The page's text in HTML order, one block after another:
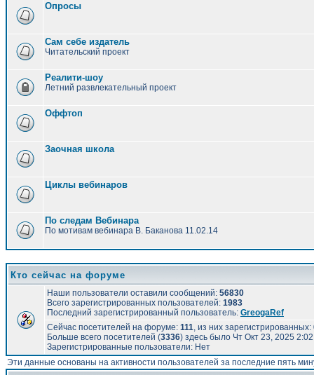
Опросы
Сам себе издатель
Читательский проект
Реалити-шоу
Летний развлекательный проект
Оффтоп
Заочная школа
Циклы вебинаров
По следам Вебинара
По мотивам вебинара В. Баканова 11.02.14
Кто сейчас на форуме
Наши пользователи оставили сообщений: 56830
Всего зарегистрированных пользователей: 1983
Последний зарегистрированный пользователь: GreogaRef
Сейчас посетителей на форуме: 111, из них
Больше всего посетителей (3336) здесь было Чт Окт 23, 2025
Зарегистрированные пользователи: Нет
Эти данные основаны на активности пользователей за последние пять